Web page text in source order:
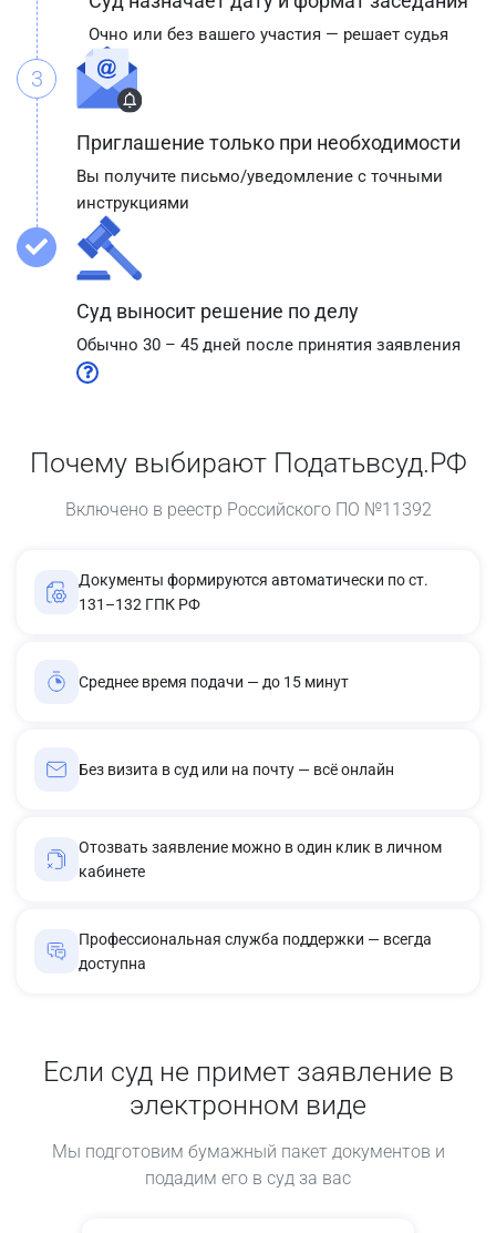
Очно или без вашего участия — решает судья
3
Приглашение только при необходимости
Вы получите письмо/уведомление с точными
инструкциями
Суд выносит решение по делу
Обычно 30 – 45 дней после принятия заявления
Почему выбирают Податьвсуд.РФ
Включено в реестр Российского ПО №11392
Документы формируются автоматически по ст.
131–132 ГПК РФ
Среднее время подачи — до 15 минут
Без визита в суд или на почту — всё онлайн
Отозвать заявление можно в один клик в личном
кабинете
Профессиональная служба поддержки — всегда
доступна
Если суд не примет заявление в
электронном виде
Мы подготовим бумажный пакет документов и
подадим его в суд за вас